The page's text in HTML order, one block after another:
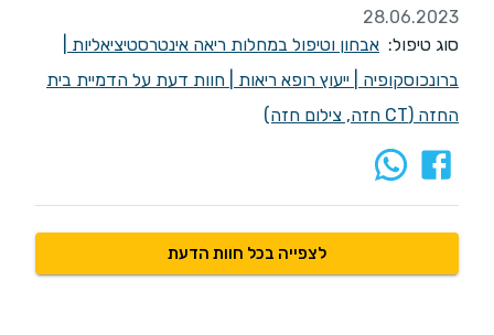
28.06.2023
סוג טיפול: אבחון וטיפול במחלות ריאה אינטרסטיציאליות
ברונכוסקופיה
ייעוץ רופא ריאות
חוות דעת על הדמיית בית
החזה (CT חזה, צילום חזה)
לצפייה בכל חוות הדעת